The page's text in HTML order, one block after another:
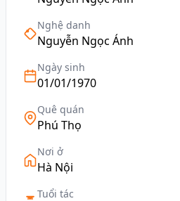
Nghệ danh
Nguyễn Ngọc Ánh
Ngày sinh
01/01/1970
Quê quán
Phú Thọ
Nơi ở
Hà Nội
Tuổi tác